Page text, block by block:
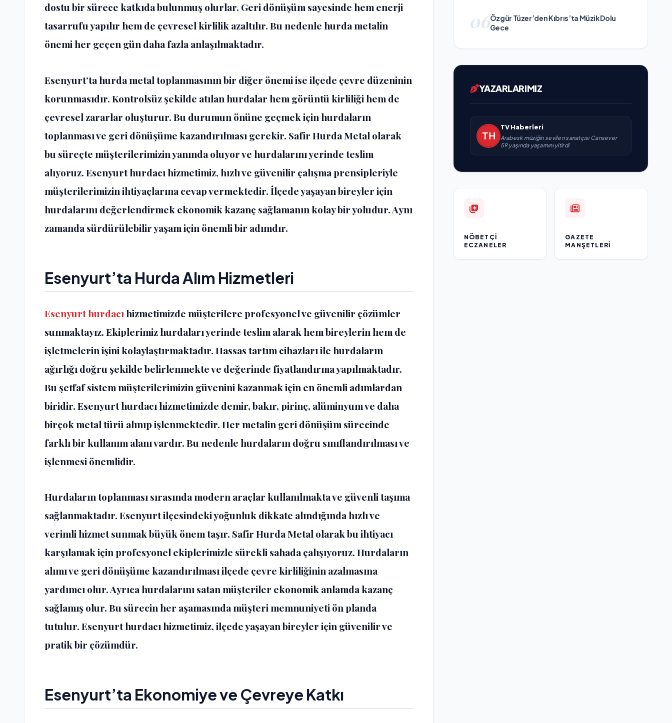
dostu bir sürece katkıda bulunmuş olurlar. Geri dönüşüm sayesinde hem enerji
tasarrufu yapılır hem de çevresel kirlilik azaltılır. Bu nedenle hurda metalin
önemi her geçen gün daha fazla anlaşılmaktadır.
Esenyurt’ta hurda metal toplanmasının bir diğer önemi ise ilçede çevre düzeninin
korunmasıdır. Kontrolsüz şekilde atılan hurdalar hem görüntü kirliliği hem de
çevresel zararlar oluşturur. Bu durumun önüne geçmek için hurdaların
toplanması ve geri dönüşüme kazandırılması gerekir. Safir Hurda Metal olarak
bu süreçte müşterilerimizin yanında oluyor ve hurdalarını yerinde teslim
alıyoruz. Esenyurt hurdacı hizmetimiz, hızlı ve güvenilir çalışma prensipleriyle
müşterilerimizin ihtiyaçlarına cevap vermektedir. İlçede yaşayan bireyler için
hurdalarını değerlendirmek ekonomik kazanç sağlamanın kolay bir yoludur. Aynı
zamanda sürdürülebilir yaşam için önemli bir adımdır.
Esenyurt’ta Hurda Alım Hizmetleri
Esenyurt hurdacı hizmetimizde müşterilere profesyonel ve güvenilir çözümler
sunmaktayız. Ekiplerimiz hurdaları yerinde teslim alarak hem bireylerin hem de
işletmelerin işini kolaylaştırmaktadır. Hassas tartım cihazları ile hurdaların
ağırlığı doğru şekilde belirlenmekte ve değerinde fiyatlandırma yapılmaktadır.
Bu şeffaf sistem müşterilerimizin güvenini kazanmak için en önemli adımlardan
biridir. Esenyurt hurdacı hizmetimizde demir, bakır, pirinç, alüminyum ve daha
birçok metal türü alınıp işlenmektedir. Her metalin geri dönüşüm sürecinde
farklı bir kullanım alanı vardır. Bu nedenle hurdaların doğru sınıflandırılması ve
işlenmesi önemlidir.
Hurdaların toplanması sırasında modern araçlar kullanılmakta ve güvenli taşıma
sağlanmaktadır. Esenyurt ilçesindeki yoğunluk dikkate alındığında hızlı ve
verimli hizmet sunmak büyük önem taşır. Safir Hurda Metal olarak bu ihtiyacı
karşılamak için profesyonel ekiplerimizle sürekli sahada çalışıyoruz. Hurdaların
alımı ve geri dönüşüme kazandırılması ilçede çevre kirliliğinin azalmasına
yardımcı olur. Ayrıca hurdalarını satan müşteriler ekonomik anlamda kazanç
sağlamış olur. Bu sürecin her aşamasında müşteri memnuniyeti ön planda
tutulur. Esenyurt hurdacı hizmetimiz, ilçede yaşayan bireyler için güvenilir ve
pratik bir çözümdür.
Esenyurt’ta Ekonomiye ve Çevreye Katkı
06Özgür Tüzer’den Kıbrıs’ta Müzik Dolu
Gece
YAZARLARIMIZ
TV Haberleri
Arabesk müziğin sevilen sanatçısı Cansever
59 yaşında yaşamını yitirdi
NÖBETÇI
ECZANELER
GAZETE
MANŞETLERI